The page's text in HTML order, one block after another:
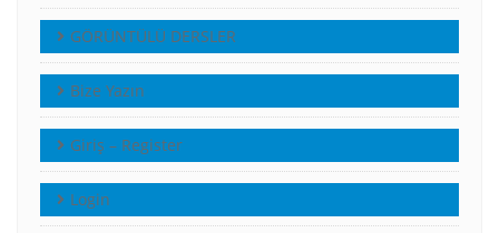
GÖRÜNTÜLÜ DERSLER
Bize Yazın
Giriş – Register
Login